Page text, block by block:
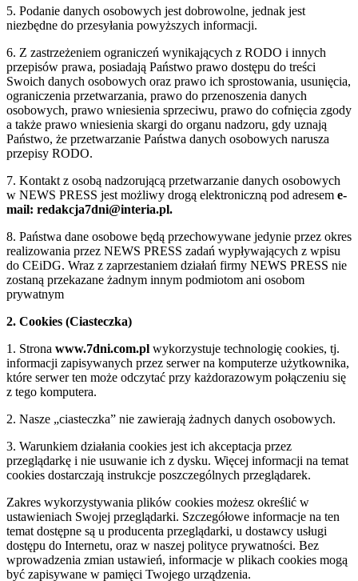
5. Podanie danych osobowych jest dobrowolne, jednak jest
niezbędne do przesyłania powyższych informacji.
6. Z zastrzeżeniem ograniczeń wynikających z RODO i innych
przepisów prawa, posiadają Państwo prawo dostępu do treści
Swoich danych osobowych oraz prawo ich sprostowania, usunięcia,
ograniczenia przetwarzania, prawo do przenoszenia danych
osobowych, prawo wniesienia sprzeciwu, prawo do cofnięcia zgody
a także prawo wniesienia skargi do organu nadzoru, gdy uznają
Państwo, że przetwarzanie Państwa danych osobowych narusza
przepisy RODO.
7. Kontakt z osobą nadzorującą przetwarzanie danych osobowych
w NEWS PRESS jest możliwy drogą elektroniczną pod adresem e-
mail: redakcja7dni@interia.pl.
8. Państwa dane osobowe będą przechowywane jedynie przez okres
realizowania przez NEWS PRESS zadań wypływających z wpisu
do CEiDG. Wraz z zaprzestaniem działań firmy NEWS PRESS nie
zostaną przekazane żadnym innym podmiotom ani osobom
prywatnym
2. Cookies (Ciasteczka)
1. Strona www.7dni.com.pl wykorzystuje technologię cookies, tj.
informacji zapisywanych przez serwer na komputerze użytkownika,
które serwer ten może odczytać przy każdorazowym połączeniu się
z tego komputera.
2. Nasze „ciasteczka” nie zawierają żadnych danych osobowych.
3. Warunkiem działania cookies jest ich akceptacja przez
przeglądarkę i nie usuwanie ich z dysku. Więcej informacji na temat
cookies dostarczają instrukcje poszczególnych przeglądarek.
Zakres wykorzystywania plików cookies możesz określić w
ustawieniach Swojej przeglądarki. Szczegółowe informacje na ten
temat dostępne są u producenta przeglądarki, u dostawcy usługi
dostępu do Internetu, oraz w naszej polityce prywatności. Bez
wprowadzenia zmian ustawień, informacje w plikach cookies mogą
być zapisywane w pamięci Twojego urządzenia.